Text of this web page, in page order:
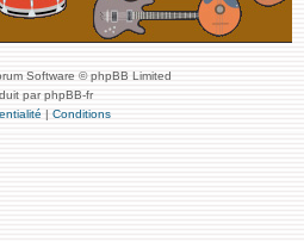
Software © phpBB Limited
par phpBB-fr
| Conditions